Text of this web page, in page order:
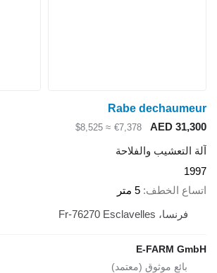
Rabe
AED
€7,378
≈ $8,525
والفلاحة
الخطف 5 متر
فرنسا، Fr-76270 Esclavelles
E-FARM